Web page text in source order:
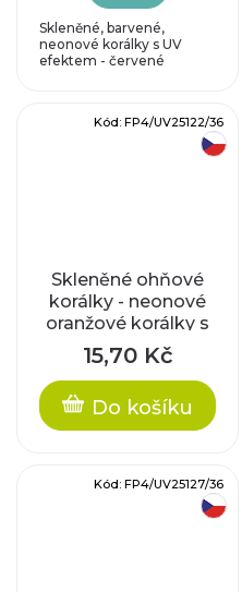
Skleněné, barvené,
neonové korálky s UV
efektem - červené
Skleněné ohňové
korálky - neonové
oranžové korálky s
UV efektem, cca
4mm
15,70 Kč
Do košíku
Kód: FP4/UV25122/36
Kód: FP4/UV25127/36